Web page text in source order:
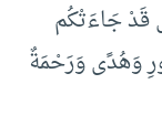
قَدْ جَاءَتْكُم
وَهُدًى وَرَحْمَةٌ